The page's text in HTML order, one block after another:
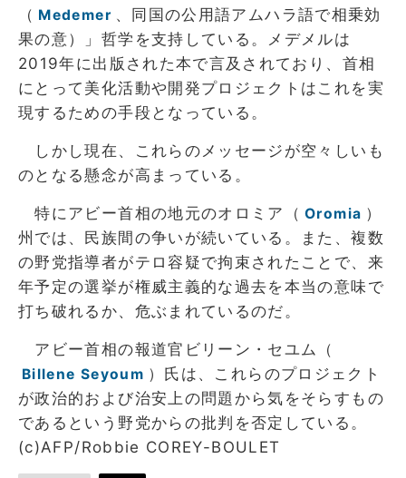
（ Medemer 、同国の公用語アムハラ語で相乗効
果の意）」哲学を支持している。メデメルは
2019年に出版された本で言及されており、首相
にとって美化活動や開発プロジェクトはこれを実
現するための手段となっている。
しかし現在、これらのメッセージが空々しいも
のとなる懸念が高まっている。
特にアビー首相の地元のオロミア（ Oromia ）
州では、民族間の争いが続いている。また、複数
の野党指導者がテロ容疑で拘束されたことで、来
年予定の選挙が権威主義的な過去を本当の意味で
打ち破れるか、危ぶまれているのだ。
アビー首相の報道官ビリーン・セユム（
Billene Seyoum ）氏は、これらのプロジェクト
が政治的および治安上の問題から気をそらすもの
であるという野党からの批判を否定している。
(c)AFP/Robbie COREY-BOULET